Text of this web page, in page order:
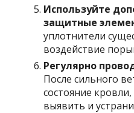
Используйте
защитные
уплотнители
воздействие
Регулярно
После сильного
состояние
выявить и